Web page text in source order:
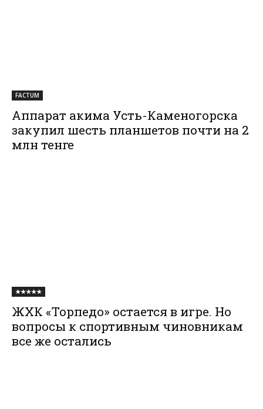
FACTUM
Аппарат акима Усть-Каменогорска
закупил шесть планшетов почти на 2
млн тенге
★★★★★
ЖХК «Торпедо» остается в игре. Но
вопросы к спортивным чиновникам
все же остались